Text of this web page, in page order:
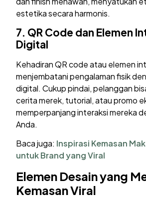
estetika secara harmonis.
7. QR Code dan Elemen
Digital
Kehadiran QR code atau elemen
menjembatani pengalaman fisik
digital. Cukup pindai, pelanggan
cerita merek, tutorial, atau promo
memperpanjang interaksi mereka
Anda.
Baca juga: Inspirasi Kemasan
untuk Brand yang Viral
Elemen Desain yang
Kemasan Viral